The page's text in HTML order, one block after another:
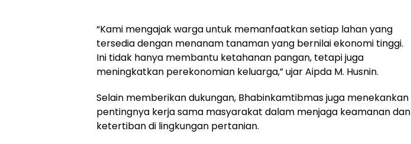
“Kami mengajak warga untuk memanfaatkan setiap lahan yang
tersedia dengan menanam tanaman yang bernilai ekonomi tinggi.
Ini tidak hanya membantu ketahanan pangan, tetapi juga
meningkatkan perekonomian keluarga,” ujar Aipda M. Husnin.
Selain memberikan dukungan, Bhabinkamtibmas juga menekankan
pentingnya kerja sama masyarakat dalam menjaga keamanan dan
ketertiban di lingkungan pertanian.